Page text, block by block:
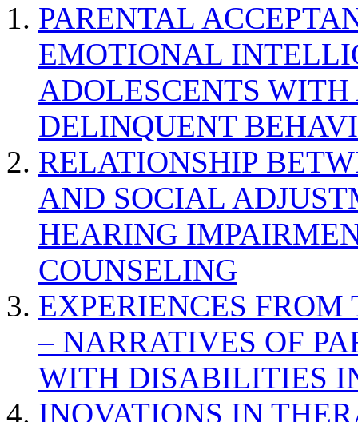
PARENTAL
EMOTIONAL
ADOLESCENTS
DELINQUENT
RELATIONSHIP
AND SOCIAL
HEARING
COUNSELING
EXPERIENCES
– NARRATIVES OF
WITH DISABILITIES
INOVATIONS IN